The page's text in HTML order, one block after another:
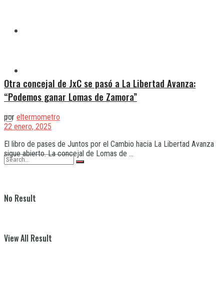
No Result
View All Result
Otra concejal de JxC se pasó a La Libertad Avanza:
“Podemos ganar Lomas de Zamora”
por eltermometro
22 enero, 2025
El libro de pases de Juntos por el Cambio hacia La Libertad Avanza
sigue abierto. La concejal de Lomas de ...